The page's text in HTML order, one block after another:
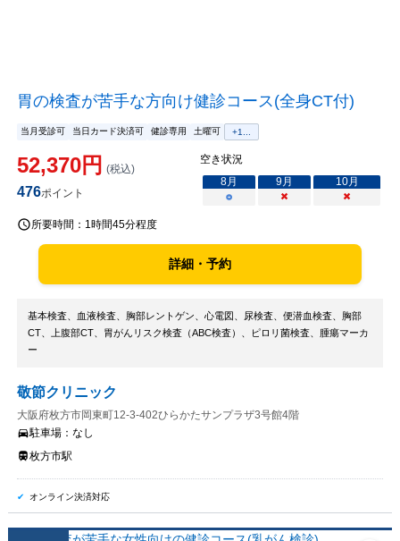
胃の検査が苦手な方向け健診コース(全身CT付)
当月受診可 当日カード決済可 健診専用 土曜可 +1...
52,370円 (税込)
476ポイント
空き状況
8月 9月 10月
○
× ×
所要時間： 1時間45分程度
詳細・予約
基本検査、血液検査、胸部レントゲン、心電図、尿検査、便潜血検査、胸部
CT、上腹部CT、胃がんリスク検査（ABC検査）、ピロリ菌検査、腫瘍マーカ
ー
敬節クリニック
大阪府枚方市岡東町12-3-402ひらかたサンプラザ3号館4階
駐車場： なし
枚方市駅
オンライン決済対応